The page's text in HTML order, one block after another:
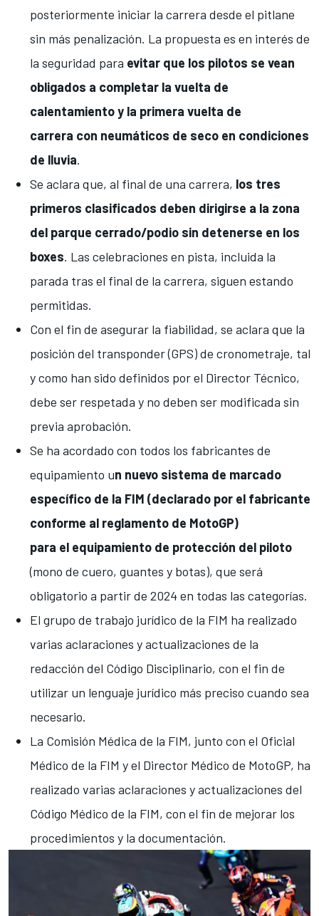
posteriormente iniciar la carrera desde el pitlane
sin más penalización. La propuesta es en interés de
la seguridad para evitar que los pilotos se vean
obligados a completar la vuelta de
calentamiento y la primera vuelta de
carrera con neumáticos de seco en condiciones
de lluvia.
Se aclara que, al final de una carrera, los tres
primeros clasificados deben dirigirse a la zona
del parque cerrado/podio sin detenerse en los
boxes. Las celebraciones en pista, incluida la
parada tras el final de la carrera, siguen estando
permitidas.
Con el fin de asegurar la fiabilidad, se aclara que la
posición del transponder (GPS) de cronometraje, tal
y como han sido definidos por el Director Técnico,
debe ser respetada y no deben ser modificada sin
previa aprobación.
Se ha acordado con todos los fabricantes de
equipamiento un nuevo sistema de marcado
específico de la FIM (declarado por el fabricante
conforme al reglamento de MotoGP)
para el equipamiento de protección del piloto
(mono de cuero, guantes y botas), que será
obligatorio a partir de 2024 en todas las categorías.
El grupo de trabajo jurídico de la FIM ha realizado
varias aclaraciones y actualizaciones de la
redacción del Código Disciplinario, con el fin de
utilizar un lenguaje jurídico más preciso cuando sea
necesario.
La Comisión Médica de la FIM, junto con el Oficial
Médico de la FIM y el Director Médico de MotoGP, ha
realizado varias aclaraciones y actualizaciones del
Código Médico de la FIM, con el fin de mejorar los
procedimientos y la documentación.